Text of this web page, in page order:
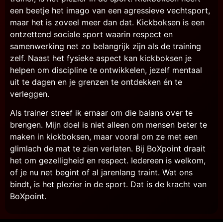
een beetje het imago van een agressieve vechtsport,
maar het is zoveel meer dan dat. Kickboksen is een
ontzettend sociale sport waarin respect en
samenwerking net zo belangrijk zijn als de training
zelf. Naast het fysieke aspect kan kickboksen je
helpen om discipline te ontwikkelen, jezelf mentaal
uit te dagen en je grenzen te ontdekken én te
verleggen.
Als trainer streef ik ernaar om die balans over te
brengen. Mijn doel is niet alleen om mensen beter te
maken in kickboksen, maar vooral om ze met een
glimlach de mat te zien verlaten. Bij BoXpoint draait
het om gezelligheid en respect. Iedereen is welkom,
of je nu net begint of al jarenlang traint. Wat ons
bindt, is het plezier in de sport. Dat is de kracht van
BoXpoint.